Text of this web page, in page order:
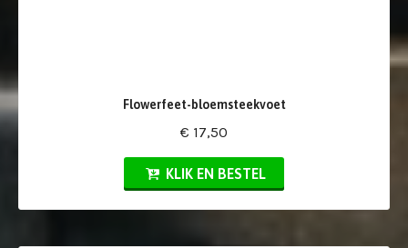
Flowerfeet-bloemsteekvoet
€ 17,50
KLIK EN BESTEL